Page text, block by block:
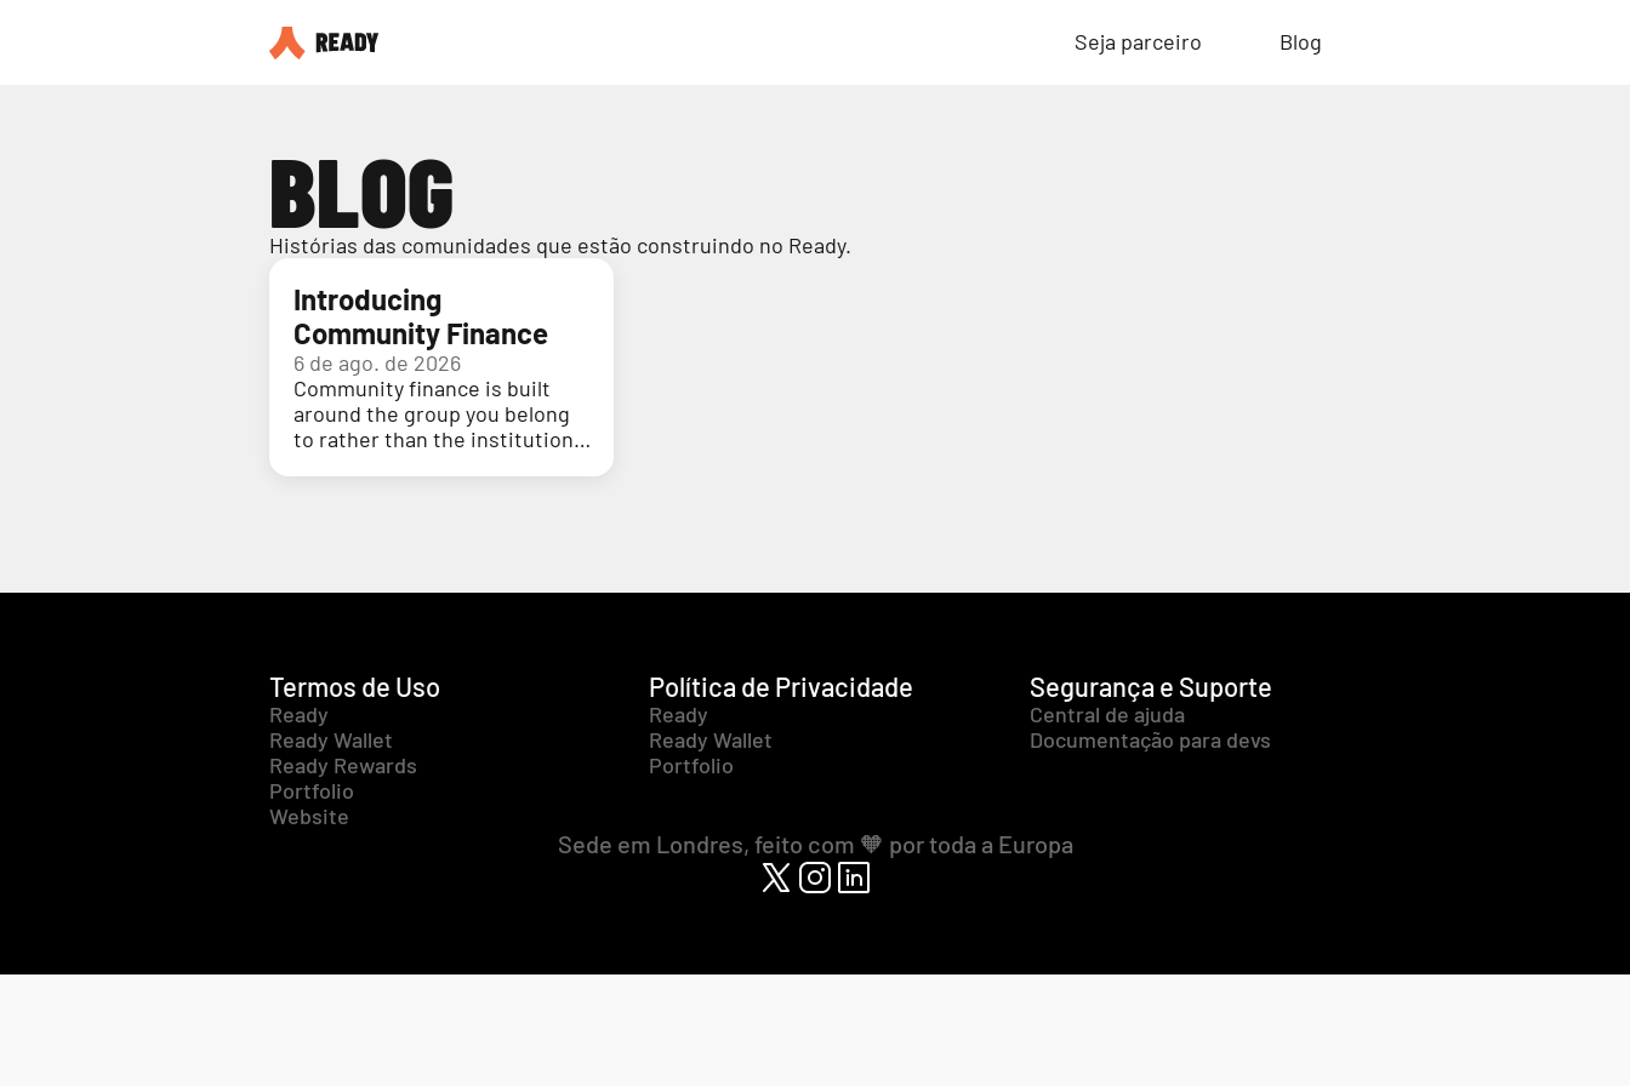
Seja parceiro Blog
BLOG
Histórias das comunidades que estão construindo no Ready.
Introducing
Community Finance
6 de ago. de 2026
Community finance is built
around the group you belong
to rather than the institution
Termos de Uso
Ready
Ready Wallet
Ready Rewards
Portfolio
Website
Política de Privacidade
Ready
Ready Wallet
Portfolio
Segurança e Suporte
Central de ajuda
Documentação para devs
Sede em Londres, feito com 🧡 por toda a Europa